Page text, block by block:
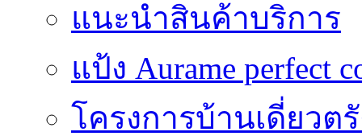
แนะนำสินค้าบริการ
แป้ง Aurame perfect
โครงการบ้านเดี่ยวต